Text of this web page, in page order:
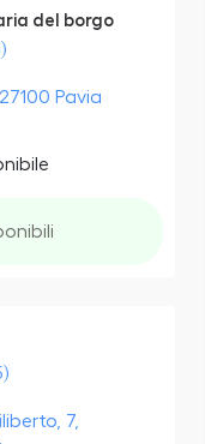
del borgo
Pavia
7,